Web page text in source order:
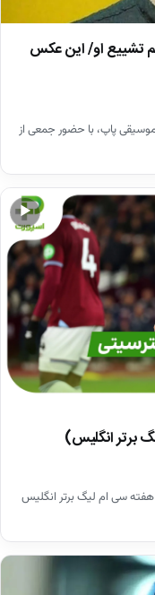
تشییع او/ این عکس
پاپ، با حضور جمعی از
▶
سی ام لیگ برتر انگلیس